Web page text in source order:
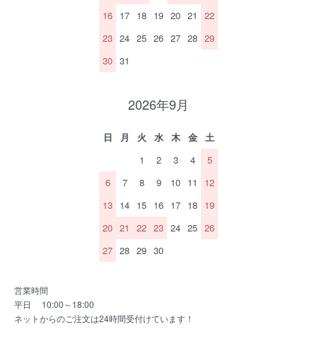
16 17 18 19 20 21
22
23 24 25 26 27 28 29
30 31
2026年9月
日 月 火 水 木 金
土
1
2 3 4
5
6
7 8 9 10 11
12
13 14 15 16 17 18 19
20 21 22 23 24 25 26
27 28 29 30
営業時間
平日 10:00～18:00
ネットからのご注文は24時間受付けています！